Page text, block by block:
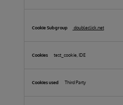
doubleclick.net
test_cookie, IDE
Third Party